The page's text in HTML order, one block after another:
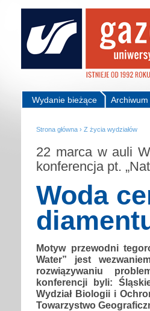
Archiwum
Wydanie bieżące
Strona główna › Z życia wydziałów
22 marca w auli
konferencja pt.
Woda
Motyw przewodni
Water” jest
rozwiązywaniu
konferencji byli:
Wydział Biologii i
Towarzystwo